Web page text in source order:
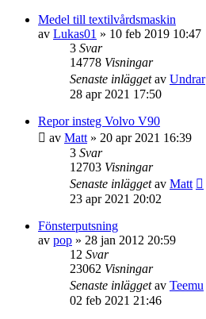
Medel till textilvårdsmaskin
av Lukas01 » 10 feb 2019 10:47
3 Svar
14778 Visningar
Senaste inläggetav Undrar
28 apr 2021 17:50
Repor insteg Volvo V90
av Matt » 20 apr 2021 16:39
3 Svar
12703 Visningar
Senaste inläggetav Matt
23 apr 2021 20:02
Fönsterputsning
av pop » 28 jan 2012 20:59
12 Svar
23062 Visningar
Senaste inläggetav Teemu
02 feb 2021 21:46